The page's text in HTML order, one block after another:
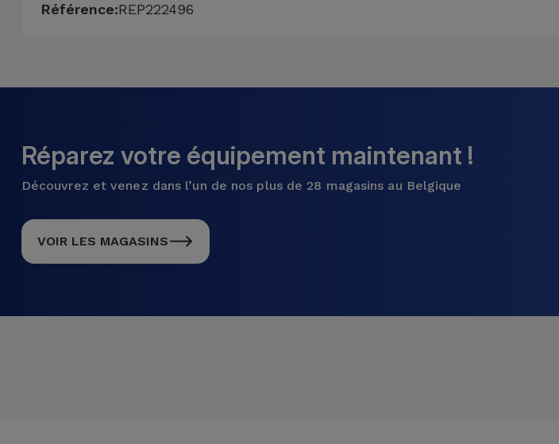
Référence:REP222496
Réparez votre équipement maintenant !
Découvrez et venez dans l’un de nos plus de 28 magasins au Belgique
VOIR LES MAGASINS